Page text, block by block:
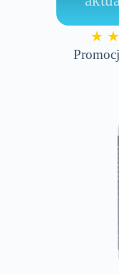
★ ★